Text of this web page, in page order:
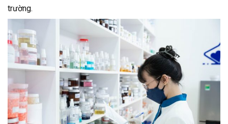
trường.